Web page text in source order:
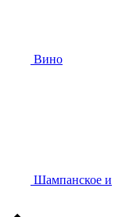
Вино
Шампанское и